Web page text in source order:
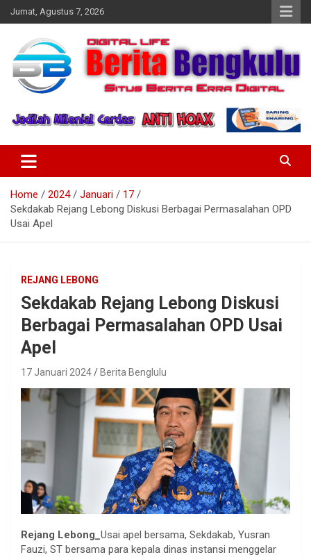
Skip
to
Jumat, Agustus 7, 2026
Beritabengkulu.id
Home 2024 Januari
17
Sekdakab Rejang Lebong Diskusi Berbagai Permasalahan OPD
Usai Apel
REJANG LEBONG
Sekdakab Rejang Lebong Diskusi
Berbagai Permasalahan OPD Usai
Apel
17 Januari 2024 Berita Benglulu
Rejang Lebong_ Usai apel bersama, Sekdakab, Yusran
Fauzi, ST bersama para kepala dinas instansi menggelar